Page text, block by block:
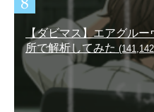
【ダビマス】エアグル
所で解析してみた